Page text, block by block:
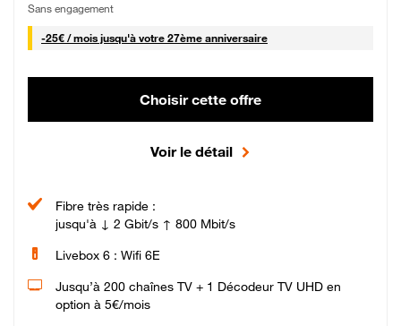
Sans engagement
-25€ / mois25 € par mois
jusqu'à votre 27ème anniversaire
Choisir cette offre
Voir le détail
Fibre très rapide :
jusqu'à ↓ 2 Gbit/s ↑ 800 Mbit/s
Livebox 6 : Wifi 6E
Jusqu’à 200 chaînes TV + 1 Décodeur TV UHD en
option à 5€/mois